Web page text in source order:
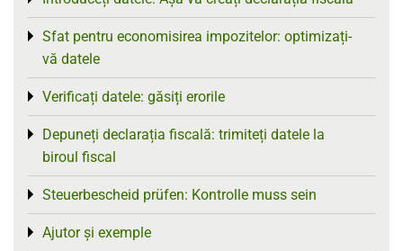
Sfat pentru economisirea impozitelor: optimizați-
vă datele
Toggle menu
Verificați datele: găsiți erorile
Toggle menu
Depuneți declarația fiscală: trimiteți datele la
biroul fiscal
Toggle menu
Steuerbescheid prüfen: Kontrolle muss sein
Toggle menu
Ajutor și exemple
Toggle menu